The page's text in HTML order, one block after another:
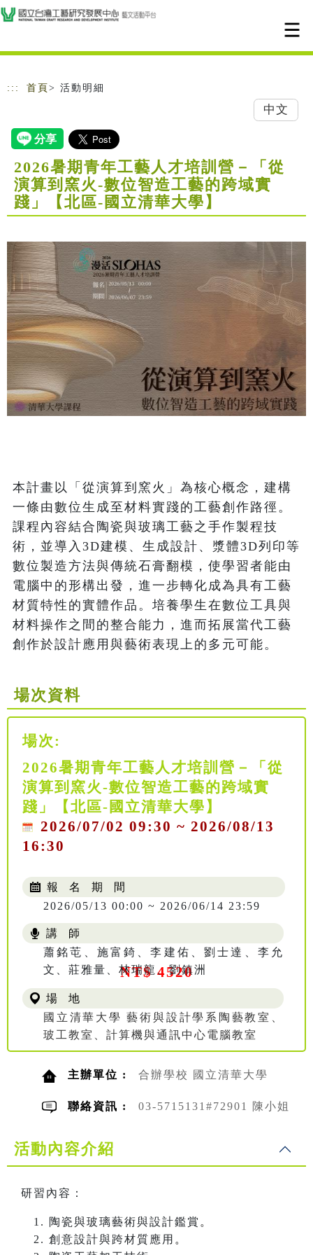
跳到主要內容
網站導覽
::: 首頁 > 活動明細
中文
2026暑期青年工藝人才培訓營－「從
演算到窯火-數位智造工藝的跨域實
踐」【北區-國立清華大學】
本計畫以「從演算到窯火」為核心概念，建構
一條由數位生成至材料實踐的工藝創作路徑。
課程內容結合陶瓷與玻璃工藝之手作製程技
術，並導入3D建模、生成設計、漿體3D列印等
數位製造方法與傳統石膏翻模，使學習者能由
電腦中的形構出發，進一步轉化成為具有工藝
材質特性的實體作品。培養學生在數位工具與
材料操作之間的整合能力，進而拓展當代工藝
創作於設計應用與藝術表現上的多元可能。
場次資料
場次:
2026暑期青年工藝人才培訓營－「從
演算到窯火-數位智造工藝的跨域實
踐」【北區-國立清華大學】
2026/07/02 09:30 ~ 2026/08/13
16:30
NT$ 4520
報 名 期 間
2026/05/13 00:00 ~ 2026/06/14 23:59
講 師
蕭銘芚、施富錡、李建佑、劉士達、李允
文、莊雅量、林瑞龍、劉鎮洲
場 地
國立清華大學 藝術與設計學系陶藝教室、
玻工教室、計算機與通訊中心電腦教室
主辦單位 : 合辦學校 國立清華大學
聯絡資訊 : 03-5715131#72901 陳小姐
活動內容介紹
研習內容：
陶瓷與玻璃藝術與設計鑑賞 。
創意設計與跨材質應用 。